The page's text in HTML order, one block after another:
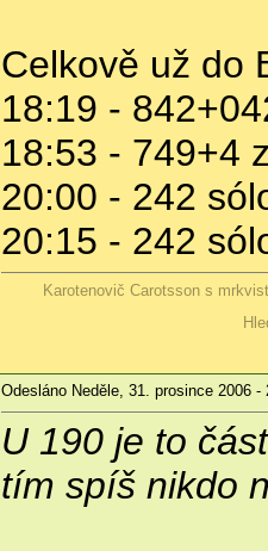
Celkově už do
18:19 -
18:53 - 749+4
20:00 - 242
20:15 - 242
Karotenovič Carotsson s
Odesláno Neděle, 31. prosince 2006 -
U 190 je to
tím spíš nikdo